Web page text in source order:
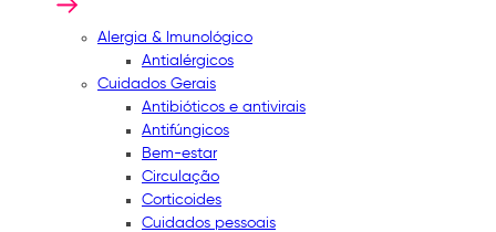
Alergia & Imunológico
Antialérgicos
Cuidados Gerais
Antibióticos e antivirais
Antifúngicos
Bem-estar
Circulação
Corticoides
Cuidados pessoais